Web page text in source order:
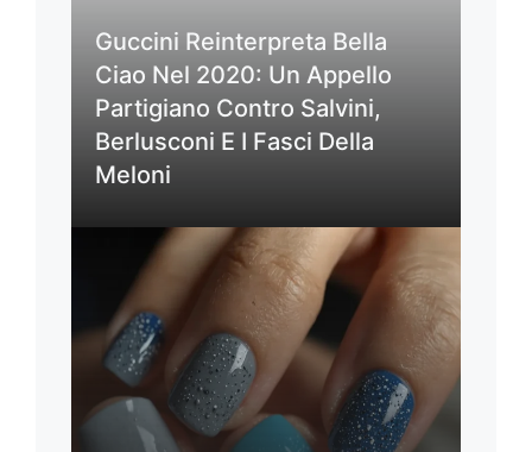
Guccini Reinterpreta Bella
Ciao Nel 2020: Un Appello
Partigiano Contro Salvini,
Berlusconi E I Fasci Della
Meloni